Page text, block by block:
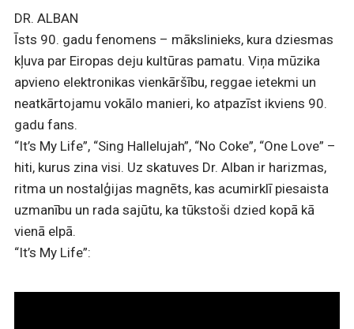
DR. ALBAN
Īsts 90. gadu fenomens – mākslinieks, kura dziesmas
kļuva par Eiropas deju kultūras pamatu. Viņa mūzika
apvieno elektronikas vienkāršību, reggae ietekmi un
neatkārtojamu vokālo manieri, ko atpazīst ikviens 90.
gadu fans.
“It’s My Life”, “Sing Hallelujah”, “No Coke”, “One Love” –
hiti, kurus zina visi. Uz skatuves Dr. Alban ir harizmas,
ritma un nostalģijas magnēts, kas acumirklī piesaista
uzmanību un rada sajūtu, ka tūkstoši dzied kopā kā
vienā elpā.
“It’s My Life”: